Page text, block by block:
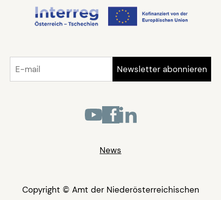
News
Copyright © Amt der Niederösterreichischen